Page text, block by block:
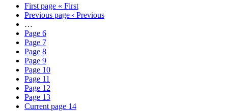
First page « First
Previous page ‹ Previous
…
Page 6
Page 7
Page 8
Page 9
Page 10
Page 11
Page 12
Page 13
Current page 14